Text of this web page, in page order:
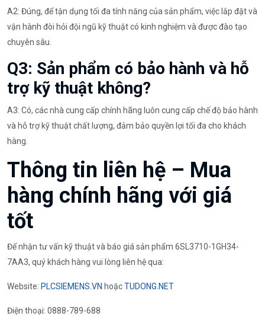
A2: Đúng, để tận dụng tối đa tính năng của sản phẩm, việc lắp đặt và
vận hành đòi hỏi đội ngũ kỹ thuật có kinh nghiệm và được đào tạo
chuyên sâu.
Q3: Sản phẩm có bảo hành và hỗ
trợ kỹ thuật không?
A3: Có, các nhà cung cấp chính hãng luôn cung cấp chế độ bảo hành
và hỗ trợ kỹ thuật chất lượng, đảm bảo quyền lợi tối đa cho khách
hàng.
Thông tin liên hệ – Mua
hàng chính hãng với giá
tốt
Để nhận tư vấn kỹ thuật và báo giá sản phẩm 6SL3710-1GH34-
7AA3, quý khách hàng vui lòng liên hệ qua:
Website: PLCSIEMENS.VN hoặcTUDONG.NET
Điện thoại: 0888-789-688